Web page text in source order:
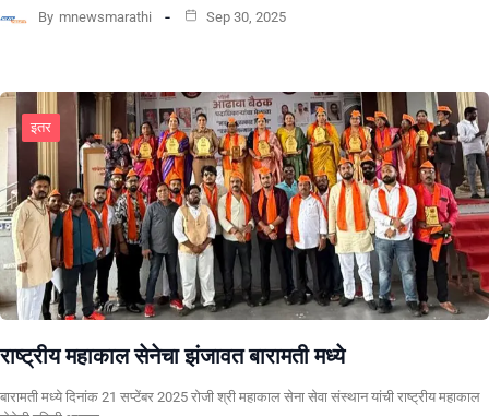
By mnewsmarathi Sep 30, 2025
इतर
राष्ट्रीय महाकाल सेनेचा झंजावत बारामती मध्ये
बारामती मध्ये दिनांक 21 सप्टेंबर 2025 रोजी श्री महाकाल सेना सेवा संस्थान यांची राष्ट्रीय महाकाल